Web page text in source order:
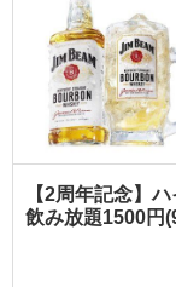
【2周年記念】
飲み放題1500円